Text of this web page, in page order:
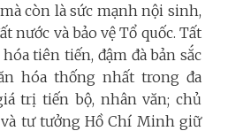
còn là sức mạnh nội sinh,
nước và bảo vệ Tổ quốc. Tất
tiên tiến, đậm đà bản sắc
hóa thống nhất trong đa
trị tiến bộ, nhân văn; chủ
tư tưởng Hồ Chí Minh giữ